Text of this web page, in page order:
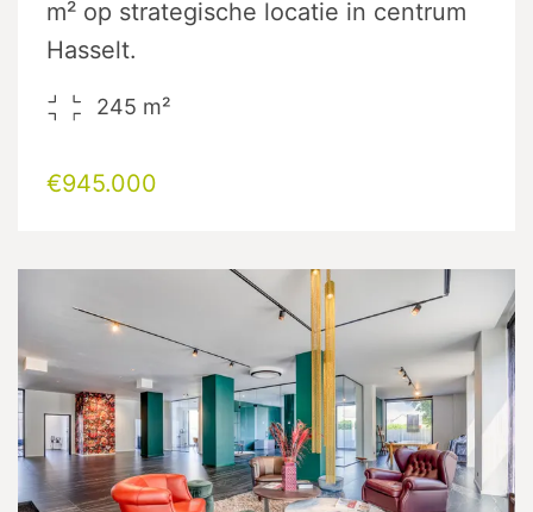
m² op strategische locatie in centrum
Hasselt.
245 m²
€945.000